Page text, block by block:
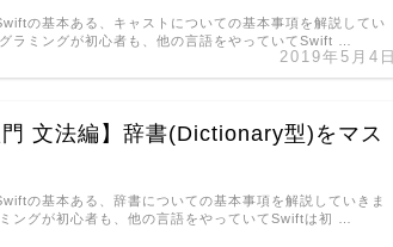
2019年5月4日
の基本ある、キャストについての基本事項を解説してい
ラミングが初心者も、他の言語をやっていてSwift …
門 文法編】辞書(Dictionary型)をマス
の基本ある、辞書についての基本事項を解説していきま
ングが初心者も、他の言語をやっていてSwiftは初 …